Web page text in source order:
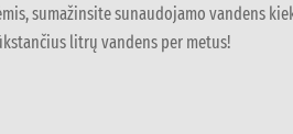
sumažinsite sunaudojamo vandens
litrų vandens per metus!